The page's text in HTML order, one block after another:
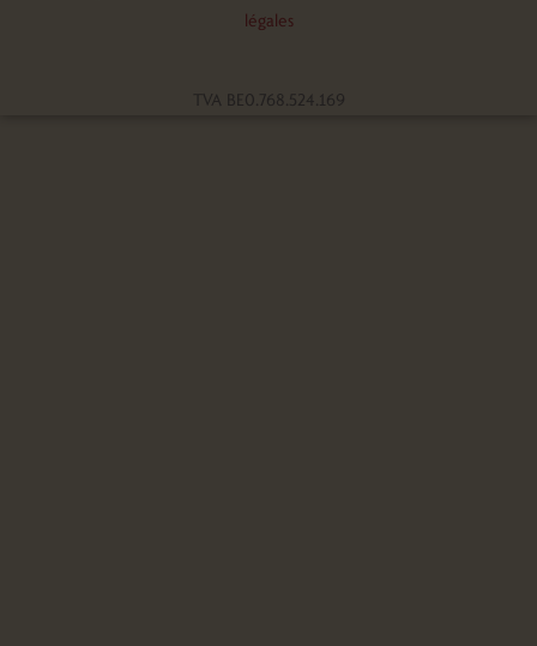
légales
TVA BE0.768.524.169